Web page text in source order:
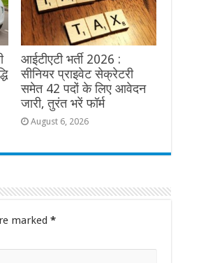
आईटीएटी भर्ती 2026 :
सीनियर प्राइवेट सेक्रेटरी
समेत 42 पदों के लिए आवेदन
जारी, तुरंत भरें फॉर्म
August 6, 2026
marked *